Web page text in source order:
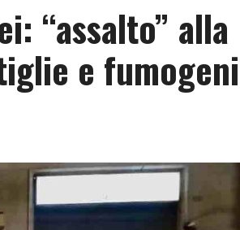
“assalto” alla
e fumogeni